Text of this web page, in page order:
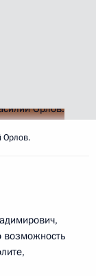
Орлов.
возможность